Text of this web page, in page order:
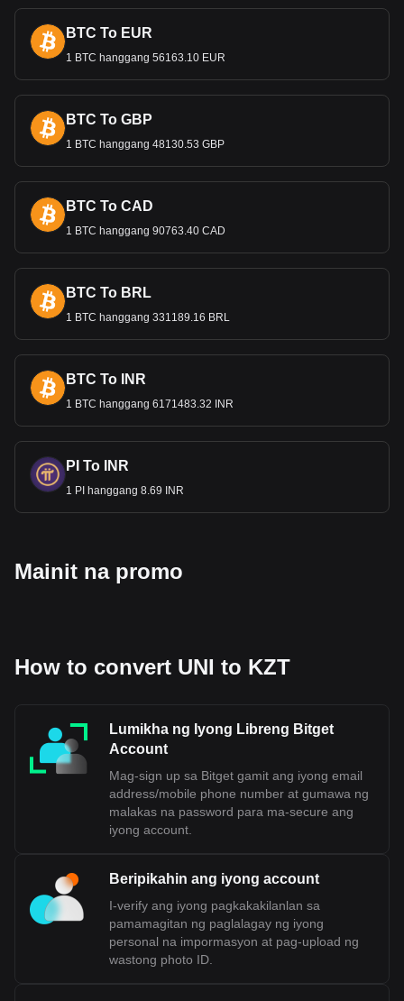
BTC To EUR
1 BTC hanggang 56163.10 EUR
BTC To GBP
1 BTC hanggang 48130.53 GBP
BTC To CAD
1 BTC hanggang 90763.40 CAD
BTC To BRL
1 BTC hanggang 331189.16 BRL
BTC To INR
1 BTC hanggang 6171483.32 INR
PI To INR
1 PI hanggang 8.69 INR
Mainit na promo
How to convert UNI to KZT
Lumikha ng Iyong Libreng Bitget
Account
Mag-sign up sa Bitget gamit ang iyong email
address/mobile phone number at gumawa ng
malakas na password para ma-secure ang
iyong account.
Beripikahin ang iyong account
I-verify ang iyong pagkakakilanlan sa
pamamagitan ng paglalagay ng iyong
personal na impormasyon at pag-upload ng
wastong photo ID.